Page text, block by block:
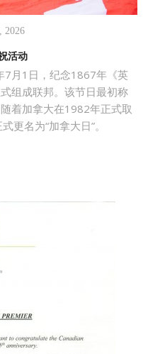
2026
活动
7月1日，纪念1867年《英
组成联邦。该节日最初称
着加拿大在1982年正式取
更名为“加拿大日”。